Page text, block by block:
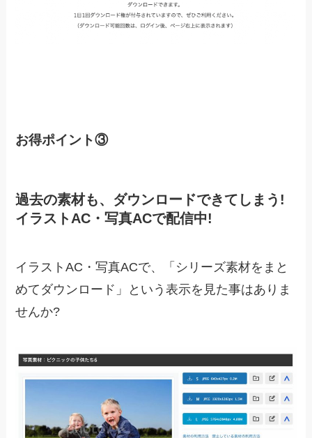
お得ポイント③
過去の素材も、ダウンロードできてしまう!
イラストAC・写真ACで配信中!
イラストAC・写真ACで、「シリーズ素材をまと
めてダウンロード」という表示を見た事はありま
せんか?